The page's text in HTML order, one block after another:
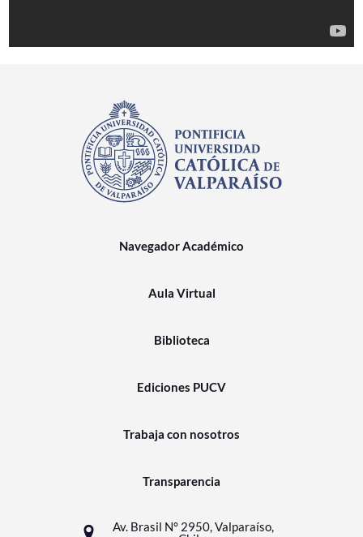
Navegador Académico
Aula Virtual
Biblioteca
Ediciones PUCV
Trabaja con nosotros
Transparencia
Av. Brasil N° 2950, Valparaíso,